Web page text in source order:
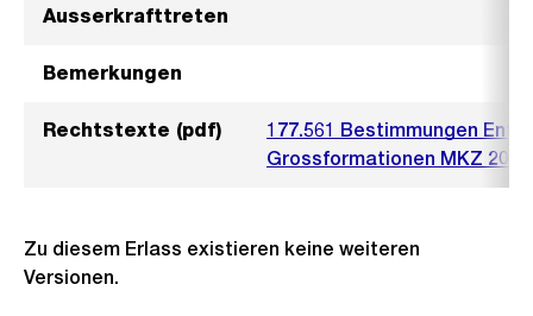
Ausserkrafttreten
Bemerkungen
Rechtstexte (pdf)
177.561 Bestimmungen
Grossformationen MKZ
Zu diesem Erlass existieren keine weiteren
Versionen.